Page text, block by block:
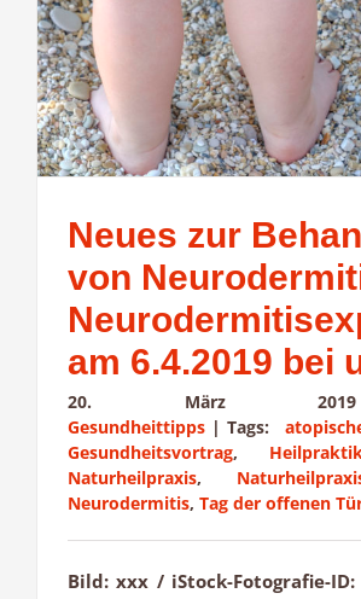
Neues zur
von
am 6.4.2019 bei
20. März 2019
Gesundheittipps | Tags:
Gesundheitsvortrag,
Naturheilpraxis,
Neurodermitis, Tag der offenen
Bild: xxx / iStock-Fotografie-ID: